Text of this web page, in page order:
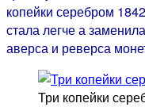
копейки серебром
стала легче а
аверса и реверса
Три копейки